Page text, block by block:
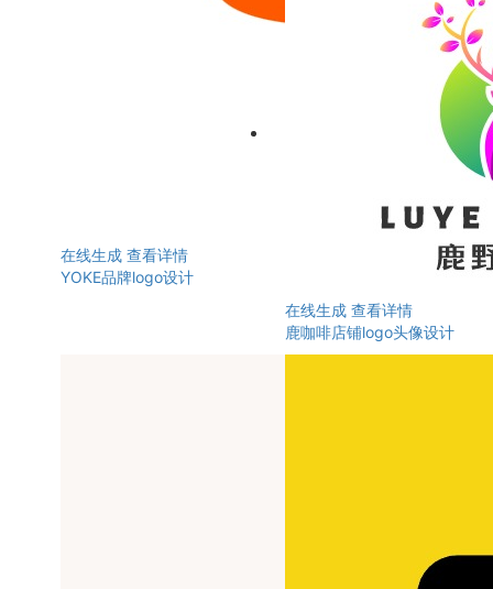
在线生成 查看详情
YOKE品牌logo设计
在线生成 查看详情
鹿咖啡店铺logo头像设计